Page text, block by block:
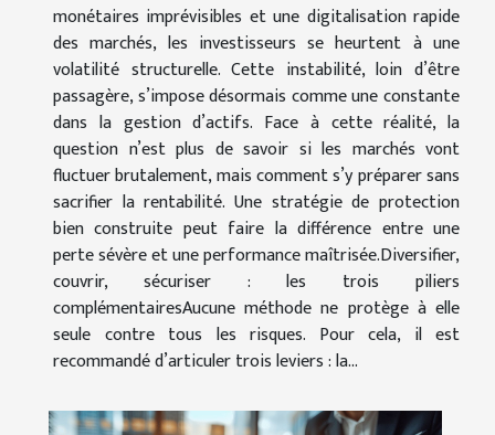
monétaires imprévisibles et une digitalisation rapide
des marchés, les investisseurs se heurtent à une
volatilité structurelle. Cette instabilité, loin d’être
passagère, s’impose désormais comme une constante
dans la gestion d’actifs. Face à cette réalité, la
question n’est plus de savoir si les marchés vont
fluctuer brutalement, mais comment s’y préparer sans
sacrifier la rentabilité. Une stratégie de protection
bien construite peut faire la différence entre une
perte sévère et une performance maîtrisée.Diversifier,
couvrir, sécuriser : les trois piliers
complémentairesAucune méthode ne protège à elle
seule contre tous les risques. Pour cela, il est
recommandé d’articuler trois leviers : la...